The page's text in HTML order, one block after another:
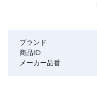
ブランド
商品ID
メーカー品番